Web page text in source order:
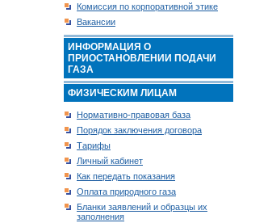
Комиссия по корпоративной этике
Вакансии
ИНФОРМАЦИЯ О
ПРИОСТАНОВЛЕНИИ ПОДАЧИ
ГАЗА
ФИЗИЧЕСКИМ ЛИЦАМ
Нормативно-правовая база
Порядок заключения договора
Тарифы
Личный кабинет
Как передать показания
Оплата природного газа
Бланки заявлений и образцы их
заполнения